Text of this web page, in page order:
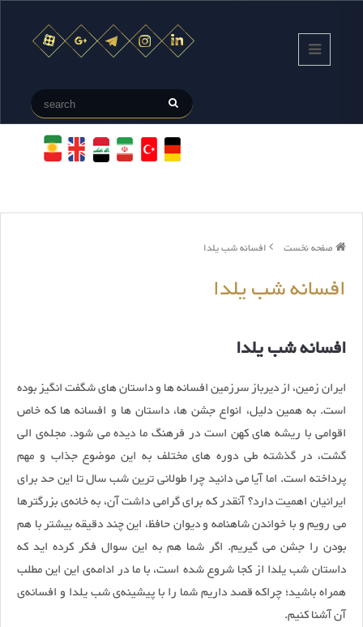
صفحه نخست افسانه شب یلدا
افسانه شب یلدا
افسانه شب یلدا
ایران زمین، از دیرباز سرزمین افسانه ها و داستان های شگفت انگیز بوده
است. به همین دلیل، انواع جشن ها، داستان ها و افسانه ها که خاص
اقوامی با ریشه های کهن است در فرهنگ ما دیده می شود. مجله‌ی الی
گشت، در گذشته طی دوره های مختلف به این موضوع جذاب و مهم
پرداخته است. اما آیا می دانید چرا طولانی ترین شب سال تا این حد برای
ایرانیان اهمیت دارد؟ آنقدر که برای گرامی‌ داشت آن، به خانه‌ی بزرگترها
می رویم و با خواندن شاهنامه و دیوان حافظ، این چند دقیقه بیشتر با هم
بودن را جشن می گیریم. اگر شما هم به این سوال فکر کرده اید که
داستان شب یلدا از کجا شروع شده است، با ما در ادامه‌ی این این مطلب
همراه باشید؛ چراکه قصد داریم شما را با پیشینه‌ی شب یلدا و افسانه‌ی
آن آشنا کنیم.